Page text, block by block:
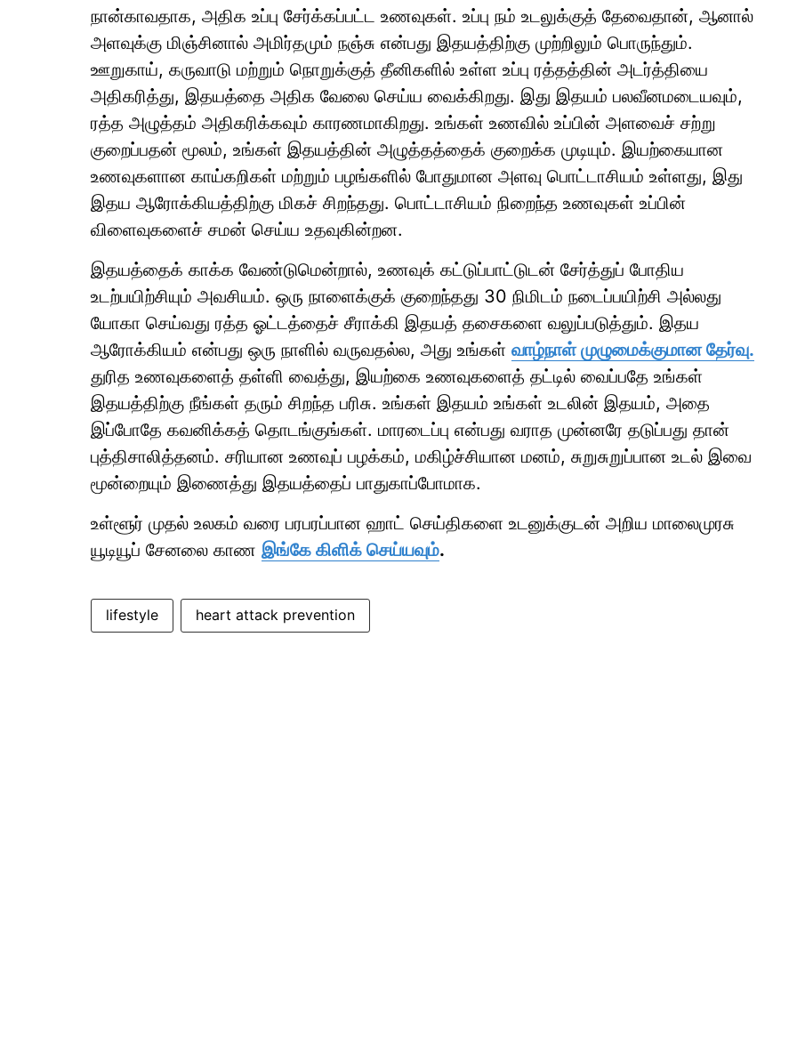
நான்காவதாக, அதிக உப்பு சேர்க்கப்பட்ட உணவுகள். உப்பு நம் உடலுக்குத் தேவைதான், ஆனால்
அளவுக்கு மிஞ்சினால் அமிர்தமும் நஞ்சு என்பது இதயத்திற்கு முற்றிலும் பொருந்தும்.
ஊறுகாய், கருவாடு மற்றும் நொறுக்குத் தீனிகளில் உள்ள உப்பு ரத்தத்தின் அடர்த்தியை
அதிகரித்து, இதயத்தை அதிக வேலை செய்ய வைக்கிறது. இது இதயம் பலவீனமடையவும்,
ரத்த அழுத்தம் அதிகரிக்கவும் காரணமாகிறது. உங்கள் உணவில் உப்பின் அளவைச் சற்று
குறைப்பதன் மூலம், உங்கள் இதயத்தின் அழுத்தத்தைக் குறைக்க முடியும். இயற்கையான
உணவுகளான காய்கறிகள் மற்றும் பழங்களில் போதுமான அளவு பொட்டாசியம் உள்ளது, இது
இதய ஆரோக்கியத்திற்கு மிகச் சிறந்தது. பொட்டாசியம் நிறைந்த உணவுகள் உப்பின்
விளைவுகளைச் சமன் செய்ய உதவுகின்றன.
இதயத்தைக் காக்க வேண்டுமென்றால், உணவுக் கட்டுப்பாட்டுடன் சேர்த்துப் போதிய
உடற்பயிற்சியும் அவசியம். ஒரு நாளைக்குக் குறைந்தது 30 நிமிடம் நடைப்பயிற்சி அல்லது
யோகா செய்வது ரத்த ஓட்டத்தைச் சீராக்கி இதயத் தசைகளை வலுப்படுத்தும். இதய
ஆரோக்கியம் என்பது ஒரு நாளில் வருவதல்ல, அது உங்கள் வாழ்நாள் முழுமைக்குமான தேர்வு.
துரித உணவுகளைத் தள்ளி வைத்து, இயற்கை உணவுகளைத் தட்டில் வைப்பதே உங்கள்
இதயத்திற்கு நீங்கள் தரும் சிறந்த பரிசு. உங்கள் இதயம் உங்கள் உடலின் இதயம், அதை
இப்போதே கவனிக்கத் தொடங்குங்கள். மாரடைப்பு என்பது வராத முன்னரே தடுப்பது தான்
புத்திசாலித்தனம். சரியான உணவுப் பழக்கம், மகிழ்ச்சியான மனம், சுறுசுறுப்பான உடல் இவை
மூன்றையும் இணைத்து இதயத்தைப் பாதுகாப்போமாக.
உள்ளூர் முதல் உலகம் வரை பரபரப்பான ஹாட் செய்திகளை உடனுக்குடன் அறிய மாலைமுரசு
யூடியூப் சேனலை காண இங்கே கிளிக் செய்யவும்.
lifestyle heart attack prevention